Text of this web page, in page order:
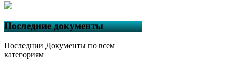
Последние документы
Последнии Документы по всем
категориям